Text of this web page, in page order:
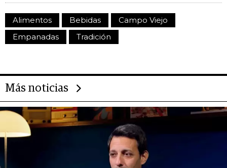
Alimentos Bebidas
Campo Viejo
Empanadas
Tradición
Más noticias